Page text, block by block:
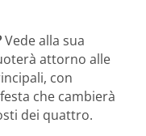
Vede alla sua
attorno alle
con
che cambierà
dei quattro.